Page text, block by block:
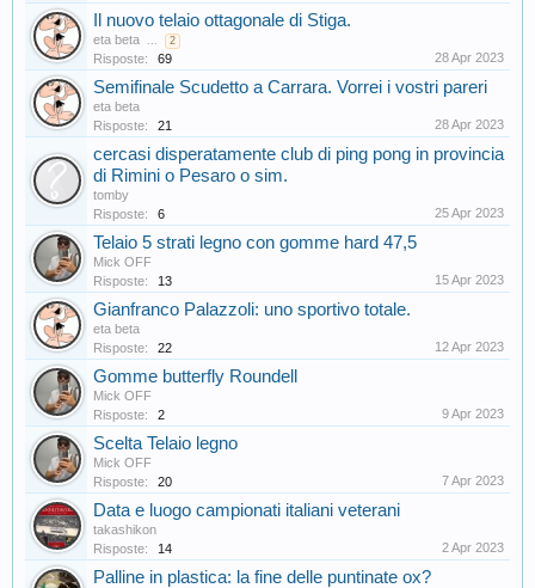
Il nuovo telaio ottagonale di Stiga.
eta beta ... 2
Risposte: 69 28 Apr 2023
Semifinale Scudetto a Carrara. Vorrei i vostri pareri
eta beta
Risposte:
21 28 Apr 2023
cercasi disperatamente club di ping pong in provincia
di Rimini o Pesaro o sim.
tomby
Risposte:
6 25 Apr 2023
Telaio 5 strati legno con gomme hard 47,5
Mick OFF
Risposte:
13 15 Apr 2023
Gianfranco Palazzoli: uno sportivo totale.
eta beta
Risposte:
22 12 Apr 2023
Gomme butterfly Roundell
Mick OFF
Risposte:
2 9 Apr 2023
Scelta Telaio legno
Mick OFF
Risposte:
20 7 Apr 2023
Data e luogo campionati italiani veterani
takashikon
Risposte:
14 2 Apr 2023
Palline in plastica: la fine delle puntinate ox?